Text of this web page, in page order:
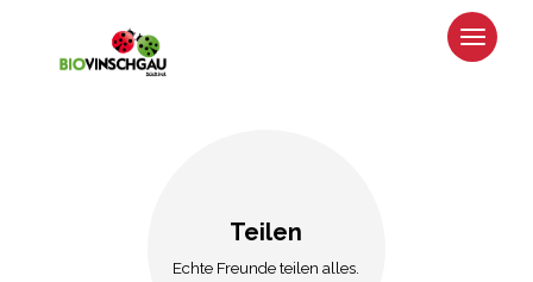
Teilen
Echte Freunde teilen alles.